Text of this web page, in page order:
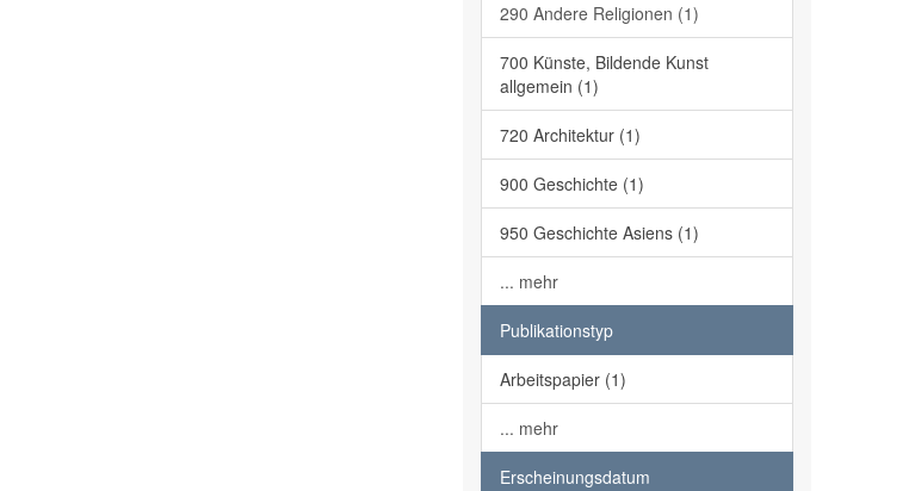
290 Andere Religionen (1)
700 Künste, Bildende Kunst
allgemein (1)
720 Architektur (1)
900 Geschichte (1)
950 Geschichte Asiens (1)
... mehr
Publikationstyp
Arbeitspapier (1)
... mehr
Erscheinungsdatum